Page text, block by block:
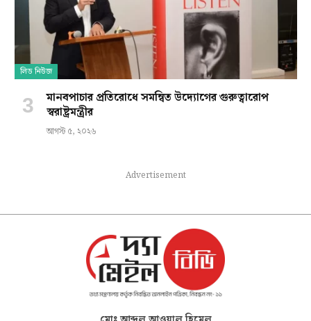
লিড নিউজ
মানবপাচার প্রতিরোধে সমন্বিত উদ্যোগের গুরুত্বারোপ
স্বরাষ্ট্রমন্ত্রীর
আগস্ট ৫, ২০২৬
Advertisement